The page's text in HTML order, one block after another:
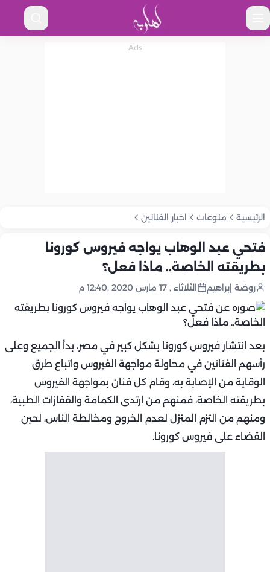
الرئيسية منوعات اخبار الفنانين
فتحي عبد الوهاب يواجه فيروس كورونا
بطريقته الخاصة.. ماذا فعل؟
روضة إبراهيم الثلاثاء , 17 مارس 2020 ,12:40 م
بعد انتشار فيروس كورونا بشكل كبير في مصر، بدأ الجميع وعلى
رأسهم الفنانين في محاولة مواجهة الفيروس واتباع طرق
الوقاية من الإصابة به، وقام كل فنان بمواجهة الفيروس
بطريقته الخاصة، فمنهم من ارتدى الكمامة والقفازات الطبية،
ومنهم من التزم المنزل لعدم الخروج ومخالطة الناس، لحين
القضاء على فيروس كورونا.